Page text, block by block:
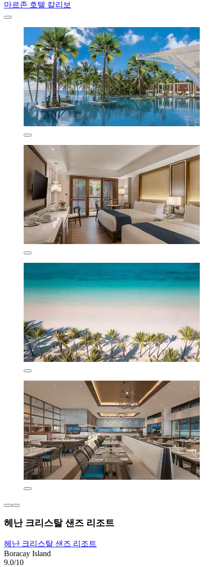
마르존 호텔 칼리보
헤난 크리스탈 샌즈 리조트
헤난 크리스탈 샌즈 리조트
Boracay Island
9.0/10